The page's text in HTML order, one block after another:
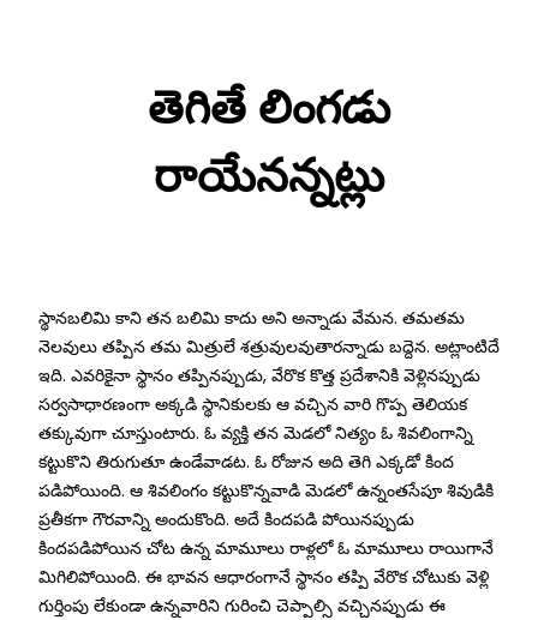
తెగితే లింగడు
రాయేనన్నట్లు
స్థానబలిమి కాని తన బలిమి కాదు అని అన్నాడు వేమన. తమతమ
నెలవులు తప్పిన తమ మిత్రులే శత్రువులవుతారన్నాడు బద్దెన. అట్లాంటిదే
ఇది. ఎవరికైనా స్థానం తప్పినప్పుడు, వేరొక కొత్త ప్రదేశానికి వెళ్లినప్పుడు
సర్వసాధారణంగా అక్కడి స్థానికులకు ఆ వచ్చిన వారి గొప్ప తెలియక
తక్కువుగా చూస్తుంటారు. ఓ వ్యక్తి తన మెడలో నిత్యం ఓ శివలింగాన్ని
కట్టుకొని తిరుగుతూ ఉండేవాడట. ఓ రోజున అది తెగి ఎక్కడో కింద
పడిపోయింది. ఆ శివలింగం కట్టుకొన్నవాడి మెడలో ఉన్నంతసేపూ శివుడికి
ప్రతీకగా గౌరవాన్ని అందుకొంది. అదే కిందపడి పోయినప్పుడు
కిందపడిపోయిన చోట ఉన్న మామూలు రాళ్లలో ఓ మామూలు రాయిగానే
మిగిలిపోయింది. ఈ భావన ఆధారంగానే స్థానం తప్పి వేరొక చోటుకు వెళ్లి
గుర్తింపు లేకుండా ఉన్నవారిని గురించి చెప్పాల్సి వచ్చినప్పుడు ఈ